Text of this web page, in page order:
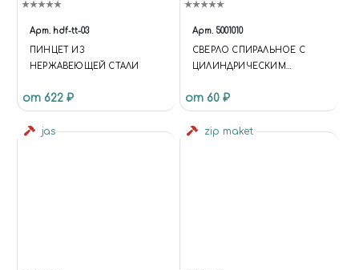
Арт. hdf-tt-03
ПИНЦЕТ ИЗ
НЕРЖАВЕЮЩЕЙ СТАЛИ
от 622 ₽
Арт. 5001010
СВЕРЛО СПИРАЛЬНОЕ С
ЦИЛИНДРИЧЕСКИМ
от 60 ₽
jas zip maket